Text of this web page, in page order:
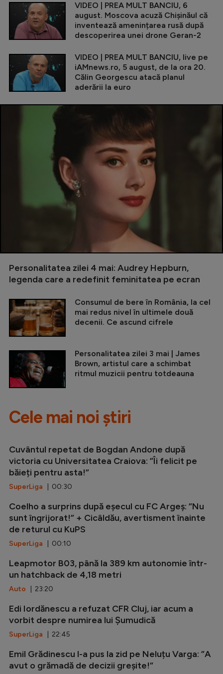
VIDEO | PREA MULT BANCIU, 6
august. Moscova acuză Chișinăul că
inventează amenințarea rusă după
descoperirea unei drone Geran-2
VIDEO | PREA MULT BANCIU, live pe
iAMnews.ro, 5 august, de la ora 20.
Călin Georgescu atacă planul
aderării la euro
Personalitatea zilei 4 mai: Audrey Hepburn,
legenda care a redefinit feminitatea pe ecran
Consumul de bere în România, la cel
mai redus nivel în ultimele două
decenii. Ce ascund cifrele
Personalitatea zilei 3 mai | James
Brown, artistul care a schimbat
ritmul muzicii pentru totdeauna
Cele mai noi știri
Cuvântul repetat de Bogdan Andone după
victoria cu Universitatea Craiova: ”Îi felicit pe
băieți pentru asta!”
SuperLiga | 00:30
Coelho a surprins după eșecul cu FC Argeș: ”Nu
sunt îngrijorat!” + Cicâldău, avertisment înainte
de returul cu KuPS
SuperLiga | 00:10
Leapmotor B03, până la 389 km autonomie într-
un hatchback de 4,18 metri
Auto | 23:20
Edi Iordănescu a refuzat CFR Cluj, iar acum a
vorbit despre numirea lui Șumudică
SuperLiga | 22:45
Emil Grădinescu l-a pus la zid pe Neluțu Varga: ”A
avut o grămadă de decizii greșite!”